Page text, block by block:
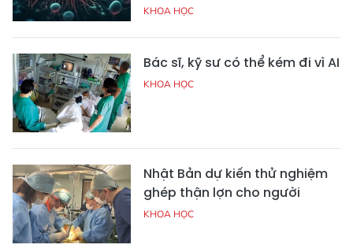
KHOA HỌC
Bác sĩ, kỹ sư có thể kém đi vì AI
KHOA HỌC
Nhật Bản dự kiến thử nghiệm
ghép thận lợn cho người
KHOA HỌC